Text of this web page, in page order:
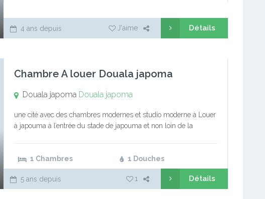
4 ans depuis J'aime Détails
Chambre A louer Douala japoma
Douala japoma Douala japoma
une cité avec des chambres modernes et studio moderne à Louer
à japouma à l’entrée du stade de japouma et non loin de la
1 Chambres 1 Douches
5 ans depuis 1 Détails